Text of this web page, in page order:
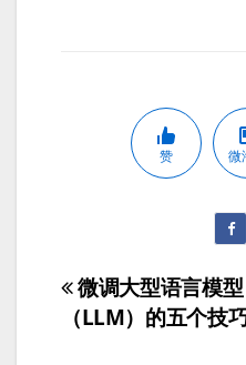
赞 微
文
章
微调大型语言模型
（LLM）的五个技